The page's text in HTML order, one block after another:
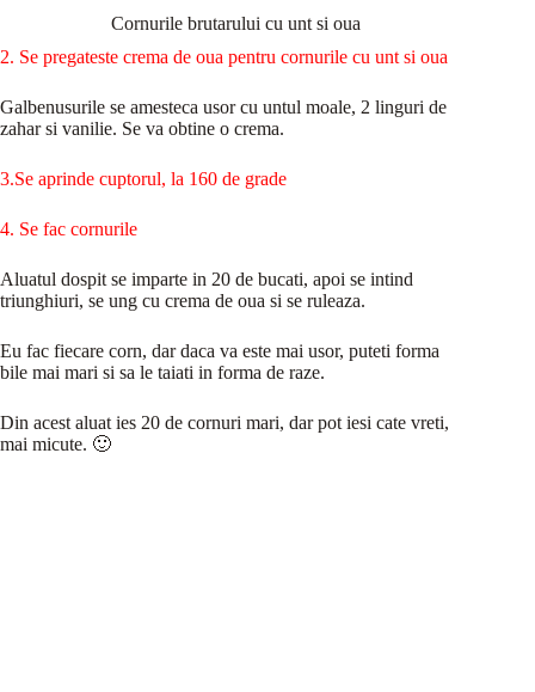
Cornurile brutarului cu unt si oua
2. Se pregateste crema de oua pentru cornurile cu unt si oua
Galbenusurile se amesteca usor cu untul moale, 2 linguri de
zahar si vanilie. Se va obtine o crema.
3.Se aprinde cuptorul, la 160 de grade
4. Se fac cornurile
Aluatul dospit se imparte in 20 de bucati, apoi se intind
triunghiuri, se ung cu crema de oua si se ruleaza.
Eu fac fiecare corn, dar daca va este mai usor, puteti forma
bile mai mari si sa le taiati in forma de raze.
Din acest aluat ies 20 de cornuri mari, dar pot iesi cate vreti,
mai micute. 🙂